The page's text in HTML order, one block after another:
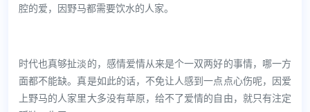
腔的爱，因野马都需要饮水的人家。
时代也真够扯淡的，感情爱情从来是个一双两好的事情，哪一方
面都不能缺。真是如此的话，不免让人感到一点点心伤呢，因爱
上野马的人家里大多没有草原，给不了爱情的自由，就只有注定